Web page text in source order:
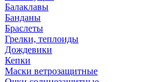
Балаклавы
Банданы
Браслеты
Грелки, теплоиды
Дождевики
Кепки
Маски ветрозащитные